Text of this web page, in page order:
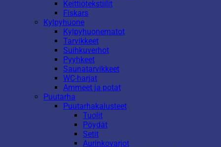
Keittiötekstiilit
Fiskars
Kylpyhuone
Kylpyhuonematot
Tarvikkeet
Suihkuverhot
Pyyhkeet
Saunatarvikkeet
WC-harjat
Ammeet ja potat
Puutarha
Puutarhakalusteet
Tuolit
Pöydät
Setit
Aurinkovarjot